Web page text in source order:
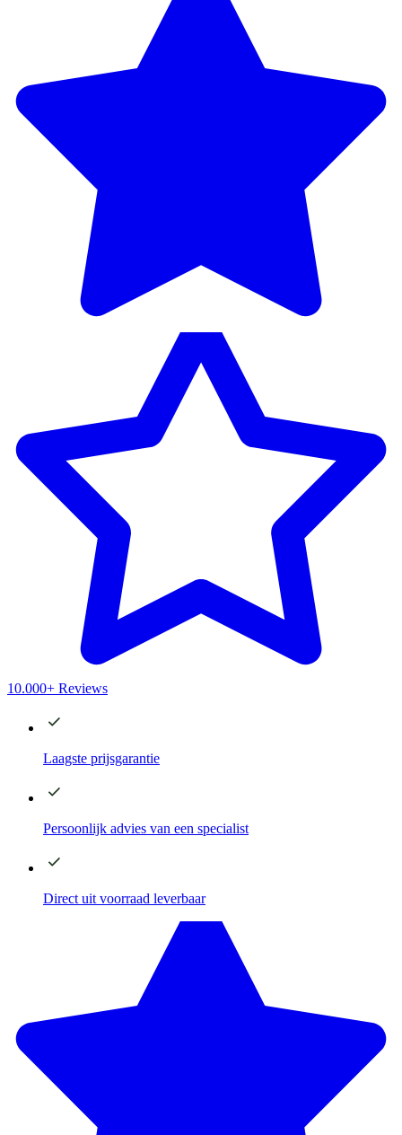
10.000+ Reviews
Laagste prijsgarantie
Persoonlijk advies van een specialist
Direct uit voorraad leverbaar